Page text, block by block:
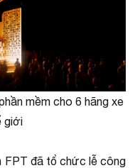
mềm cho 6 hãng xe
giới
FPT đã tổ chức lễ công